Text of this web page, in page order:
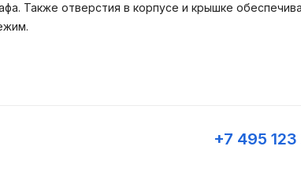
Также отверстия в корпусе и крышке
+7 495 123